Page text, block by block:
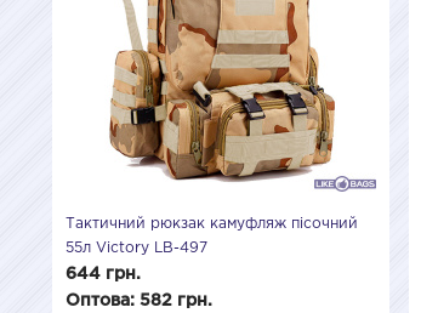
Тактичний рюкзак камуфляж пісочний
55л Victory LB-497
644 грн.
Оптова: 582 грн.